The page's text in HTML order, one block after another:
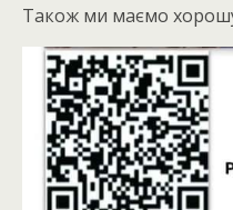
Також ми маємо